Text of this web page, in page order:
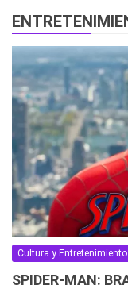
Cultura y Entretenimiento
SPIDER-MAN: